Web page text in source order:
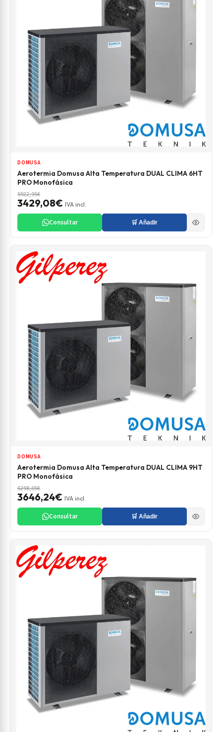
DOMUSA
Aerotermia Domusa Alta Temperatura DUAL CLIMA 6HT
PRO Monofásica
5922,95€
3429,08€ IVA incl.
Consultar 🛒 Añadir
DOMUSA
Aerotermia Domusa Alta Temperatura DUAL CLIMA 9HT
PRO Monofásica
6298,05€
3646,24€ IVA incl.
Consultar 🛒 Añadir